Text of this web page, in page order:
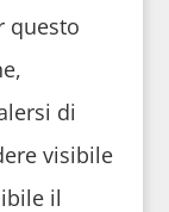
questo
di
visibile
il